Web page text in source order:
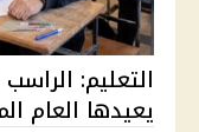
يعيدها العام